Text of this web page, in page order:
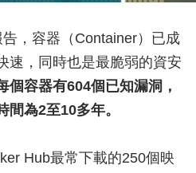
，容器（Container）已成
速，同時也是最脆弱的資安
個容器有604個已知漏洞，
為2至10多年。
Hub最常下載的250個映